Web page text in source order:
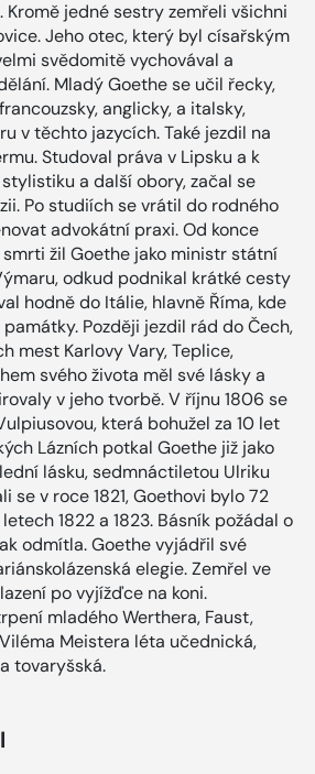
jedné sestry zemřeli všichni
Jeho otec, který byl císařským
svědomitě vychovával a
Mladý Goethe se učil řecky,
anglicky, a italsky,
v těchto jazycích. Také jezdil na
Studoval práva v Lipsku a k
a další obory, začal se
Po studiích se vrátil do rodného
advokátní praxi. Od konce
smrti žil Goethe jako ministr státní
odkud podnikal krátké cesty
hodně do Itálie, hlavně Říma, kde
Později jezdil rád do Čech,
mest Karlovy Vary, Teplice,
svého života měl své lásky a
v jeho tvorbě. V říjnu 1806 se
která bohužel za 10 let
Lázních potkal Goethe již jako
lásku, sedmnáctiletou Ulriku
se v roce 1821, Goethovi bylo 72
1822 a 1823. Básník požádal o
odmítla. Goethe vyjádřil své
elegie. Zemřel ve
po vyjížďce na koni.
mladého Werthera, Faust,
Meistera léta učednická,
tovaryšská.